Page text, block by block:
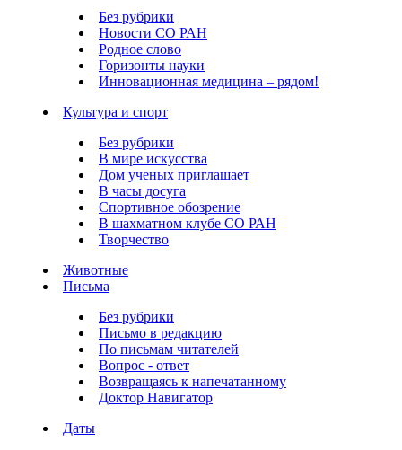
Без рубрики
Новости СО РАН
Родное слово
Горизонты науки
Инновационная медицина – рядом!
Культура и спорт
Без рубрики
В мире искусства
Дом ученых приглашает
В часы досуга
Спортивное обозрение
В шахматном клубе СО РАН
Творчество
Животные
Письма
Без рубрики
Письмо в редакцию
По письмам читателей
Вопрос - ответ
Возвращаясь к напечатанному
Доктор Навигатор
Даты